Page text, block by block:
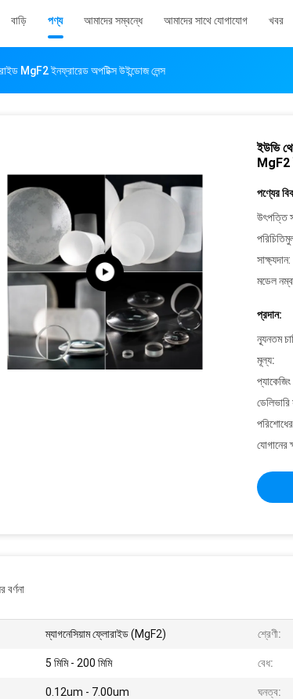
বাড়ি পণ্য আমাদের সম্বন্ধে আমাদের সাথে যোগাযোগ খবর
MgF2 ইনফ্রারেড অপটিক্স উইন্ডোজ লেন্স
ইউভি
MgF2
পণ্যের
উৎপত্তি
সাক্ষ্যদান:
মডেল
প্রদান:
ন্যূনতম
মূল্য:
যোগানের
বর্ণনা
ম্যাগনেসিয়াম ফ্লোরাইড (MgF2) শ্রেণী:
5 মিমি - 200 মিমি বেধ:
0.12um - 7.00um ঘনত্ব: